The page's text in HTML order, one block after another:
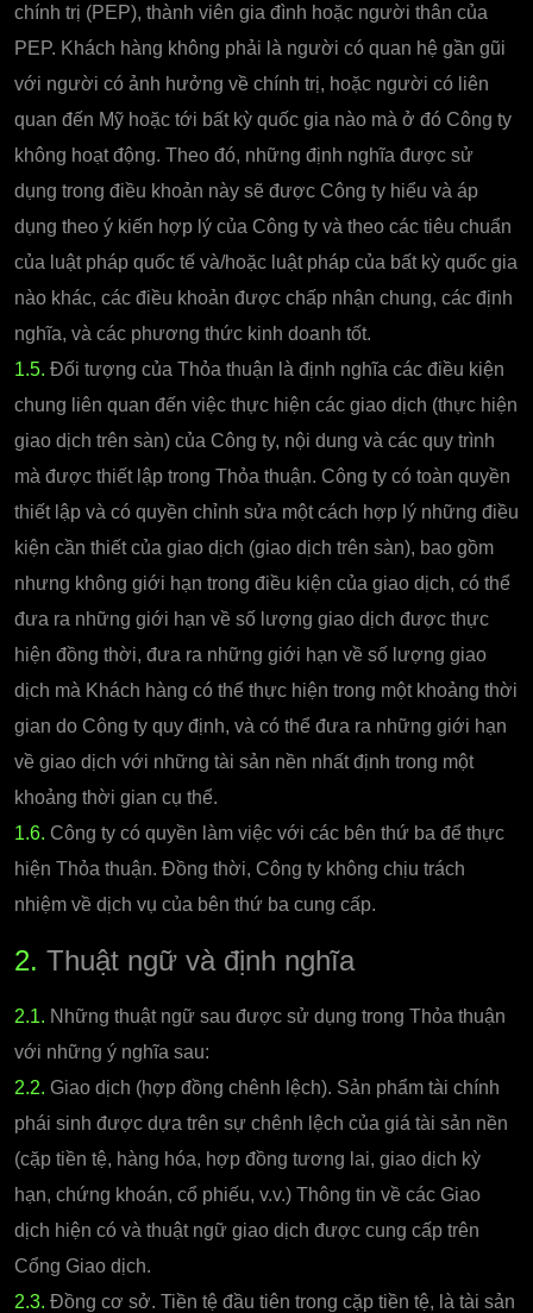
chính trị (PEP), thành viên gia đình hoặc người thân của
PEP. Khách hàng không phải là người có quan hệ gần gũi
với người có ảnh hưởng về chính trị, hoặc người có liên
quan đến Mỹ hoặc tới bất kỳ quốc gia nào mà ở đó Công ty
không hoạt động. Theo đó, những định nghĩa được sử
dụng trong điều khoản này sẽ được Công ty hiểu và áp
dụng theo ý kiến hợp lý của Công ty và theo các tiêu chuẩn
của luật pháp quốc tế và/hoặc luật pháp của bất kỳ quốc gia
nào khác, các điều khoản được chấp nhận chung, các định
nghĩa, và các phương thức kinh doanh tốt.
1.5. Đối tượng của Thỏa thuận là định nghĩa các điều kiện
chung liên quan đến việc thực hiện các giao dịch (thực hiện
giao dịch trên sàn) của Công ty, nội dung và các quy trình
mà được thiết lập trong Thỏa thuận. Công ty có toàn quyền
thiết lập và có quyền chỉnh sửa một cách hợp lý những điều
kiện cần thiết của giao dịch (giao dịch trên sàn), bao gồm
nhưng không giới hạn trong điều kiện của giao dịch, có thể
đưa ra những giới hạn về số lượng giao dịch được thực
hiện đồng thời, đưa ra những giới hạn về số lượng giao
dịch mà Khách hàng có thể thực hiện trong một khoảng thời
gian do Công ty quy định, và có thể đưa ra những giới hạn
về giao dịch với những tài sản nền nhất định trong một
khoảng thời gian cụ thể.
1.6. Công ty có quyền làm việc với các bên thứ ba để thực
hiện Thỏa thuận. Đồng thời, Công ty không chịu trách
nhiệm về dịch vụ của bên thứ ba cung cấp.
2. Thuật ngữ và định nghĩa
2.1. Những thuật ngữ sau được sử dụng trong Thỏa thuận
với những ý nghĩa sau:
2.2. Giao dịch (hợp đồng chênh lệch). Sản phẩm tài chính
phái sinh được dựa trên sự chênh lệch của giá tài sản nền
(cặp tiền tệ, hàng hóa, hợp đồng tương lai, giao dịch kỳ
hạn, chứng khoán, cổ phiếu, v.v.) Thông tin về các Giao
dịch hiện có và thuật ngữ giao dịch được cung cấp trên
Cổng Giao dịch.
2.3. Đồng cơ sở. Tiền tệ đầu tiên trong cặp tiền tệ, là tài sản